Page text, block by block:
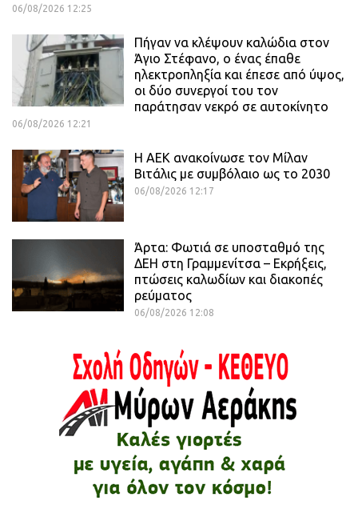
06/08/2026 12:25
Πήγαν να κλέψουν καλώδια στον
Άγιο Στέφανο, ο ένας έπαθε
ηλεκτροπληξία και έπεσε από ύψος,
οι δύο συνεργοί του τον
παράτησαν νεκρό σε αυτοκίνητο
06/08/2026 12:21
H ΑΕΚ ανακοίνωσε τον Μίλαν
Βιτάλις με συμβόλαιο ως το 2030
06/08/2026 12:17
Άρτα: Φωτιά σε υποσταθμό της
ΔΕΗ στη Γραμμενίτσα – Εκρήξεις,
πτώσεις καλωδίων και διακοπές
ρεύματος
06/08/2026 12:08